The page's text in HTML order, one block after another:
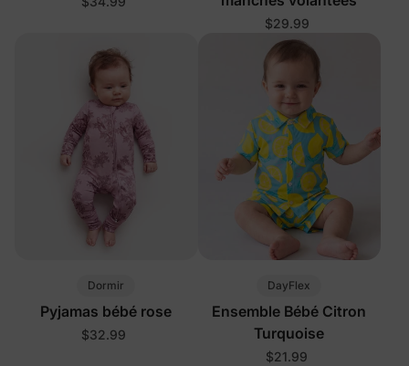
$29.99
Dormir
Pyjamas bébé rose
$32.99
DayFlex
Ensemble Bébé Citron
Turquoise
$21.99